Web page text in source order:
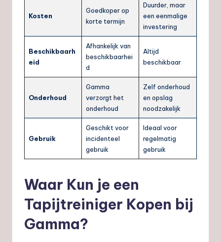
Kosten
Goedkoper op
korte termijn
Duurder, maar
een eenmalige
investering
Beschikbaarh
eid
Afhankelijk van
beschikbaarhei
d
Altijd
beschikbaar
Onderhoud
Gamma
verzorgt het
onderhoud
Zelf onderhoud
en opslag
noodzakelijk
Gebruik
Geschikt voor
incidenteel
gebruik
Ideaal voor
regelmatig
gebruik
Waar Kun je een
Tapijtreiniger Kopen bij
Gamma?